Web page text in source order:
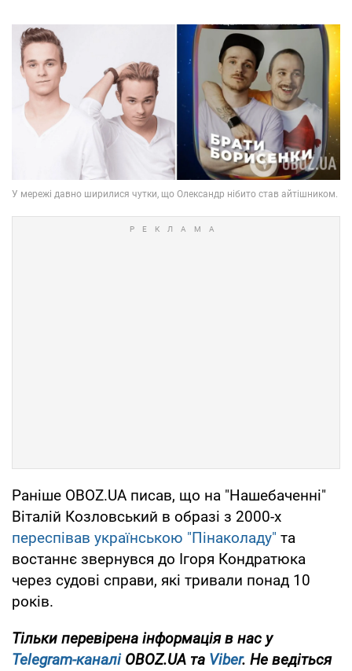
Раніше OBOZ.UA писав, що на "Нашебаченні"
Віталій Козловський в образі з 2000-х
переспівав українською "Пінаколаду" та
востаннє звернувся до Ігоря Кондратюка
через судові справи, які тривали понад 10
років.
Тільки перевірена інформація в нас у
Telegram-каналіOBOZ.UA та Viber. Не ведіться